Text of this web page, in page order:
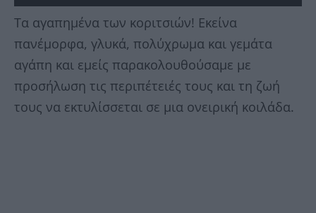
Τα αγαπημένα των κοριτσιών! Εκείνα
πανέμορφα, γλυκά, πολύχρωμα και γεμάτα
αγάπη και εμείς παρακολουθούσαμε με
προσήλωση τις περιπέτειές τους και τη ζωή
τους να εκτυλίσσεται σε μια ονειρική κοιλάδα.